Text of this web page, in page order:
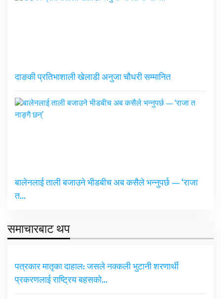
दाङकी प्रतिभाशाली खेलाडी अनुजा चौधरी सम्मानित
बालेनलाई ताली बजाउने भीडबीच अब कसैले भन्नुपर्छ — ‘राजा
त…
समाचारबाट थप
पत्रकार मातृका दाहाल: जसले नक्कली भुटानी शरणार्थी
प्रकरणलाई राष्ट्रिय बहसको…